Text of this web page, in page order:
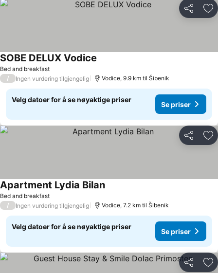
Del
Bed and breakfast
SOBE DELUX Vodice
/ Ingen vurdering tilgjengelig Vodice, 9.9 km til Šibenik
Velg datoer for å se nøyaktige priser
Se priser
Del
Bed and breakfast
Apartment Lydia Bilan
/ Ingen vurdering tilgjengelig Vodice, 7.2 km til Šibenik
Velg datoer for å se nøyaktige priser
Se priser
Del